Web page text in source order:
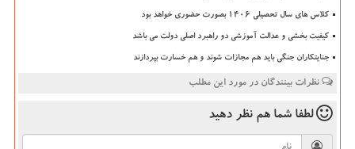
کلاس های سال تحصیلی ۱۴۰۶ بصورت حضوری خواهد بود
کیفیت بخشی و عدالت آموزشی دو راهبرد اصلی دولت می باشد
جنایتکاران جنگی باید هم مجازات شوند و هم خسارت بپردازند
نظرات بینندگان در مورد این مطلب
لطفا شما هم نظر دهید